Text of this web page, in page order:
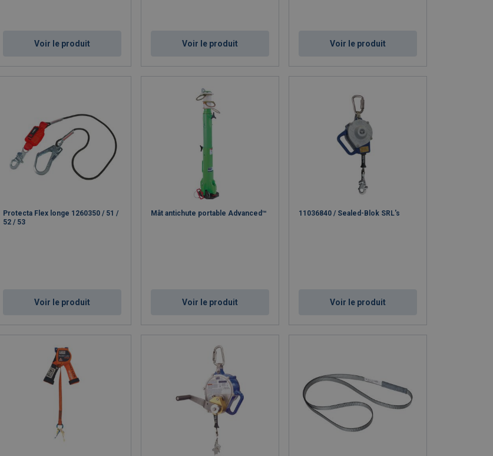
Voir le produit Voir le produit Voir le produit
Protecta Flex longe 1260350 / 51 /
52 / 53
Voir le produit
Mât antichute portable Advanced™
Voir le produit
11036840 / Sealed-Blok SRL's
Voir le produit